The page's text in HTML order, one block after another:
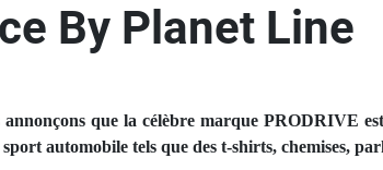
By Planet Line
annonçons que la célèbre marque
automobile tels que des t-shirts, chemises,